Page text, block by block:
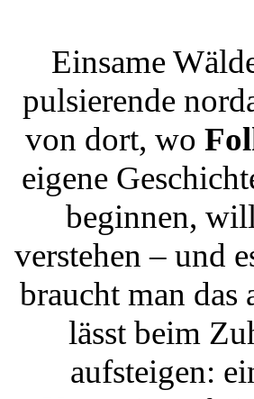
Einsame
pulsierende
von dort, wo
eigene
beginnen,
verstehen – und
braucht man
lässt beim
aufsteigen: